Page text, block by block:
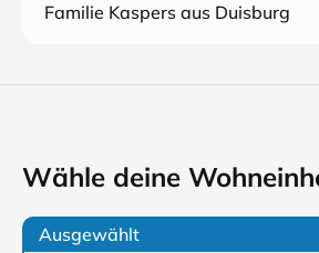
Familie Kaspers aus Duisburg
Wähle deine
Ausgewählt